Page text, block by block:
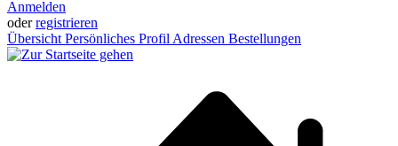
Anmelden
oderregistrieren
Übersicht Persönliches Profil Adressen Bestellungen